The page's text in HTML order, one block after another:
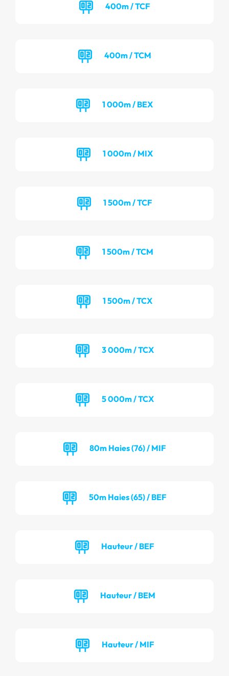
400m / TCF
400m / TCM
1 000m / BEX
1 000m / MIX
1 500m / TCF
1 500m / TCM
1 500m / TCX
3 000m / TCX
5 000m / TCX
80m Haies (76) / MIF
50m Haies (65) / BEF
Hauteur / BEF
Hauteur / BEM
Hauteur / MIF